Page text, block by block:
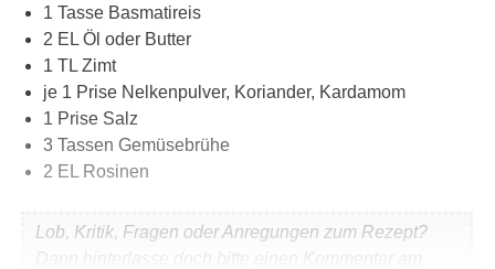
1 Tasse Basmatireis
2 EL Öl oder Butter
1 TL Zimt
je 1 Prise Nelkenpulver, Koriander, Kardamom
1 Prise Salz
3 Tassen Gemüsebrühe
2 EL Rosinen
Lob, Kritik, Fragen oder Anregungen zum Rezept?
Dann hinterlasse doch bitte einen Kommentar am